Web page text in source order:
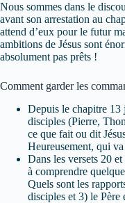
Nous sommes dans le
avant son arrestation au
attend d’eux pour le futur
ambitions de Jésus sont
absolument pas prêts !
Comment garder les
Depuis le chapitre 13
disciples (Pierre,
ce que fait ou dit
Heureusement, qui
Dans les versets 20
à comprendre
Quels sont les
disciples et 3) le Père